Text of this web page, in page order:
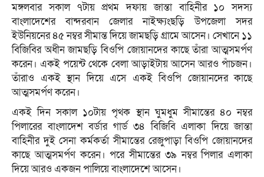
মঙ্গলবার সকাল ৭টায় প্রথম দফায় জান্তা বাহিনীর ১০ সদস্য
বাংলাদেশের বান্দরবান জেলার নাইক্ষ্যংছড়ি উপজেলা সদর
ইউনিয়নের ৪৫ নম্বর সীমান্ত দিয়ে জামছড়ি গ্রামে আসেন। সেখানে ১১
বিজিবির অধীন জামছড়ি বিওপি জোয়ানদের কাছে তাঁরা আত্মসমর্পণ
করেন। একই পয়েন্ট থেকে বেলা আড়াইটায় আসেন আরও পাঁচজন।
তাঁরাও একই স্থান দিয়ে এসে একই বিওপি জোয়ানদের কাছে
আত্মসমর্পণ করেন।
একই দিন সকাল ১০টায় পৃথক স্থান ঘুমধুম সীমান্তের ৪০ নম্বর
পিলারের বাংলাদেশ বর্ডার গার্ড ৩৪ বিজিবি এলাকা দিয়ে জান্তা
বাহিনীর দুই সেনা কর্মকর্তা সীমান্তের রেজুপাড়া বিওপি জোয়ানদের
কাছে আত্মসমর্পণ করেন। পরে সীমান্তের ৩৯ নম্বর পিলার এলাকা
দিয়ে আরও একজন পালিয়ে বাংলাদেশে আসেন।